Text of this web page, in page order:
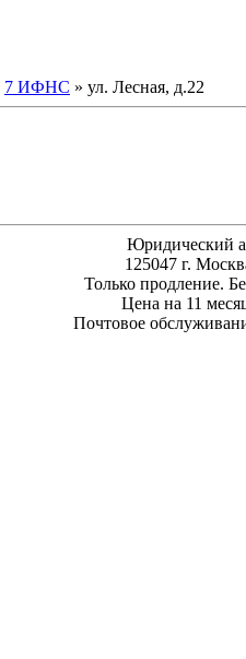
7 ИФНС » ул. Лесная, д.22
Юридический
125047 г.
Только продление.
Цена на 11
Почтовое